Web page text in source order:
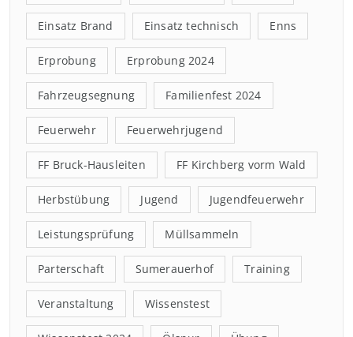
Einsatz Brand Einsatz technisch Enns
Erprobung Erprobung 2024
Fahrzeugsegnung Familienfest 2024
Feuerwehr Feuerwehrjugend
FF Bruck-Hausleiten FF Kirchberg vorm Wald
Herbstübung Jugend Jugendfeuerwehr
Leistungsprüfung Müllsammeln
Parterschaft Sumerauerhof Training
Veranstaltung Wissenstest